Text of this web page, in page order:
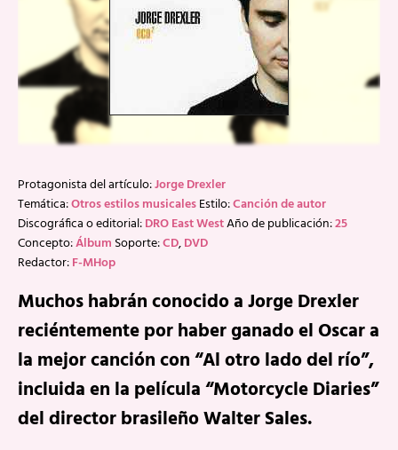
Protagonista del artículo:Jorge Drexler
Temática:Otros estilos musicalesEstilo:Canción de autor
Discográfica o editorial:DRO East WestAño de publicación:25
Concepto:Álbum Soporte:CD,DVD
Redactor:F-MHop
Muchos habrán conocido a Jorge Drexler
reciéntemente por haber ganado el Oscar a
la mejor canción con “Al otro lado del río”,
incluida en la película “Motorcycle Diaries”
del director brasileño Walter Sales.